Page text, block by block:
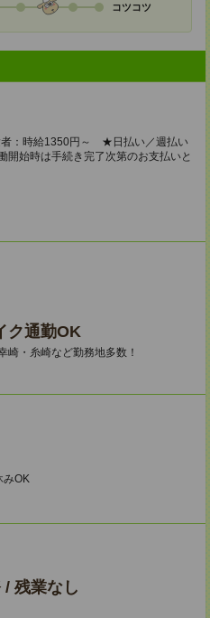
コツコツ
：時給1350円～ ★日払い／週払い
始時は手続き完了次第のお支払いと
ク通勤OK
崎・糸崎など勤務地多数！
OK
残業なし